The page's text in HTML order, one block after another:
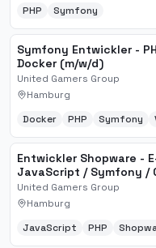
PHP Symfony
Symfony Entwickler -
Docker (m/w/d)
United Gamers Group
Hamburg
Docker PHP Symfony
Entwickler Shopware -
JavaScript / Symfony /
United Gamers Group
Hamburg
JavaScript PHP